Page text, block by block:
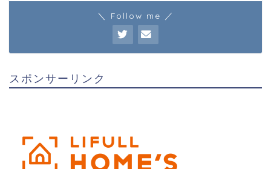
＼ Follow me ／
スポンサーリンク